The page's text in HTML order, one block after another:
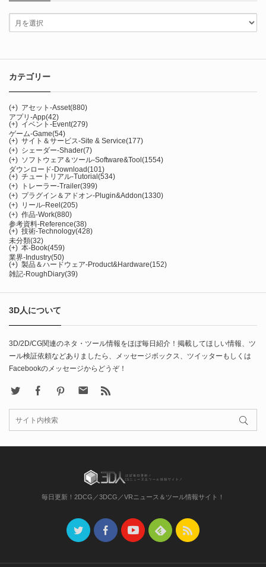
カテゴリー
(+) アセット-Asset(880)
アプリ-App(42)
(+) イベント-Event(279)
ゲーム-Game(54)
(+) サイト＆サービス-Site & Service(177)
(+) シェーダー-Shader(7)
(+) ソフトウェア＆ツール-Software&Tool (1554)
ダウンロード-Download(101)
(+) チュートリアル-Tutorial (534)
(+)
トレーラー-Trailer(399)
(+) プラグイン＆アドオン-Plugin&Addon(1330)
(+) リール-Reel (205)
(+) 作品-Work(880)
参考資料-Reference(38)
(+) 技術-Technology(428)
未分類(32)
(+) 本-Book(459)
業界-Industry(50)
(+) 製品＆ハードウェア-Product&Hardware(152)
雑記-RoughDiary(39)
3D人について
3D/2D/CG関連のネタ・ツール情報をほぼ毎日紹介！掲載してほしい情報、ツ
ール検証依頼などありましたら、メッセージボックス、ツイッターもしくは
Facebookのメッセージからどうぞ！
FacebookPinterest Contact
毎日更新！2DCG／3DCG／VRニュース＆ツール情報サイト！